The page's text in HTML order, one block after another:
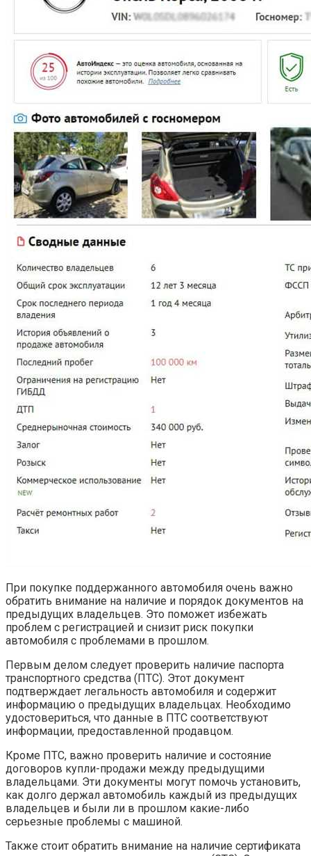
При покупке поддержанного автомобиля очень важно
обратить внимание на наличие и порядок документов на
предыдущих владельцев. Это поможет избежать
проблем с регистрацией и снизит риск покупки
автомобиля с проблемами в прошлом.
Первым делом следует проверить наличие паспорта
транспортного средства (ПТС). Этот документ
подтверждает легальность автомобиля и содержит
информацию о предыдущих владельцах. Необходимо
удостовериться, что данные в ПТС соответствуют
информации, предоставленной продавцом.
Кроме ПТС, важно проверить наличие и состояние
договоров купли-продажи между предыдущими
владельцами. Эти документы могут помочь установить,
как долго держал автомобиль каждый из предыдущих
владельцев и были ли в прошлом какие-либо
серьезные проблемы с машиной.
Также стоит обратить внимание на наличие сертификата